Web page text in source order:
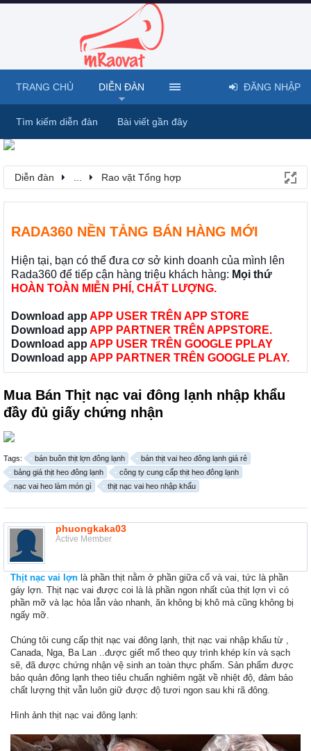
Diễn đàn Rao vặt Tổng hợp
RADA360 NỀN TẢNG BÁN HÀNG MỚI
Hiện tại, bạn có thể đưa cơ sở kinh doanh của mình lên
Rada360 để tiếp cận hàng triệu khách hàng: Mọi thứ
HOÀN TOÀN MIỄN PHÍ, CHẤT LƯỢNG.
Download app APP USER TRÊN APP STORE
Download app APP PARTNER TRÊN APPSTORE.
Download app APP USER TRÊN GOOGLE PPLAY
Download app APP PARTNER TRÊN GOOGLE PLAY.
Mua Bán Thịt nạc vai đông lạnh nhập khẩu
đầy đủ giấy chứng nhận
Tags: bán buôn thịt lợn đông lạnh
bán thịt vai heo đông lạnh giá rẻ
bảng giá thịt heo đông lạnh
công ty cung cấp thịt heo đông lạnh
nạc vai heo làm món gì
thịt nạc vai heo nhập khẩu
phuongkaka03
Active Member
Thịt nạc vai lợn là phần thịt nằm ở phần giữa cổ và vai, tức là phần
gáy lợn. Thịt nạc vai được coi là là phần ngon nhất của thịt lợn vì có
phần mỡ và lạc hòa lẫn vào nhanh, ăn không bị khô mà cũng không bị
ngấy mỡ.
Chúng tôi cung cấp thịt nạc vai đông lạnh, thịt nạc vai nhập khẩu từ ,
Canada, Nga, Ba Lan ..được giết mổ theo quy trình khép kín và sạch
sẽ, đã được chứng nhận vệ sinh an toàn thực phẩm. Sản phẩm được
bảo quản đông lạnh theo tiêu chuẩn nghiêm ngặt về nhiệt độ, đảm bảo
chất lượng thịt vẫn luôn giữ được độ tươi ngon sau khi rã đông.
Hình ảnh thịt nạc vai đông lạnh:
TRANG CHỦ DIỄN ĐÀN
Tìm kiếm diễn đàn Bài viết gần đây
ĐĂNG NHẬP